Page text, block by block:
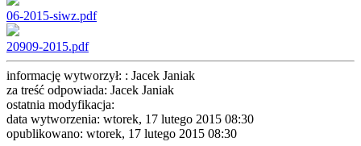
06-2015-siwz.pdf
20909-2015.pdf
informację wytworzył: : Jacek Janiak
za treść odpowiada: Jacek Janiak
ostatnia modyfikacja:
data wytworzenia: wtorek, 17 lutego 2015 08:30
opublikowano: wtorek, 17 lutego 2015 08:30